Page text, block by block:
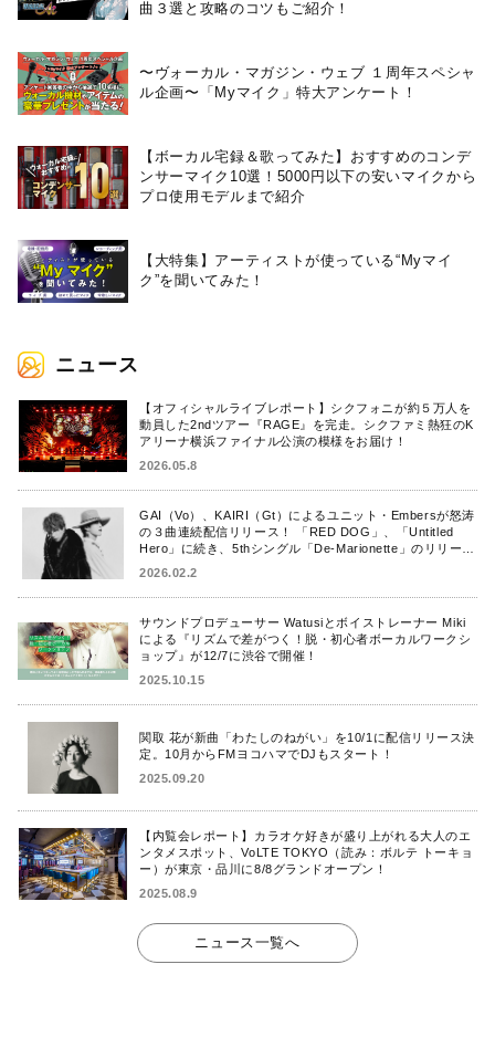
曲３選と攻略のコツもご紹介！
〜ヴォーカル・マガジン・ウェブ １周年スペシャ
ル企画〜「Myマイク」特大アンケート！
【ボーカル宅録＆歌ってみた】おすすめのコンデ
ンサーマイク10選！5000円以下の安いマイクから
プロ使用モデルまで紹介
【大特集】アーティストが使っている“Myマイ
ク”を聞いてみた！
ニュース
【オフィシャルライブレポート】シクフォニが約５万人を
動員した2ndツアー『RAGE』を完走。シクファミ熱狂のK
アリーナ横浜ファイナル公演の模様をお届け！
2026.05.8
GAI（Vo）、KAIRI（Gt）によるユニット・Embersが怒涛
の３曲連続配信リリース！ 「RED DOG」、「Untitled
Hero」に続き、5thシングル「De-Marionette」のリリース
2026.02.2
サウンドプロデューサー Watusiとボイストレーナー Miki
による『リズムで差がつく！脱・初心者ボーカルワークシ
ョップ』が12/7に渋谷で開催！
2025.10.15
関取 花が新曲「わたしのねがい」を10/1に配信リリース決
定。10月からFMヨコハマでDJもスタート！
2025.09.20
【内覧会レポート】カラオケ好きが盛り上がれる大人のエ
ンタメスポット、VoLTE TOKYO（読み：ボルテ トーキョ
ー）が東京・品川に8/8グランドオープン！
2025.08.9
ニュース一覧へ